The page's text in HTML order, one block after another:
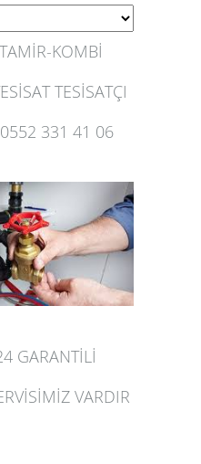
KOMBİ
TESİSATÇI
331 41 06
GARANTİLİ
VARDIR